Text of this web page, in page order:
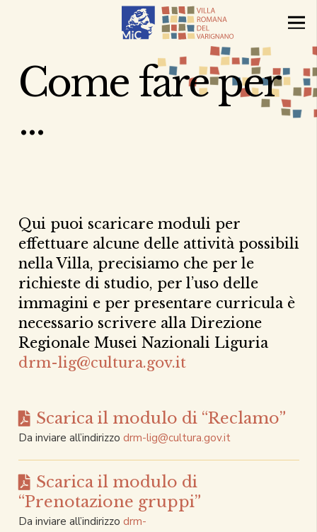
Come fare per
…
Qui puoi scaricare moduli per
effettuare alcune delle attività possibili
nella Villa, precisiamo che per le
richieste di studio, per l’uso delle
immagini e per presentare curricula è
necessario scrivere alla Direzione
Regionale Musei Nazionali Liguria
drm-lig@cultura.gov.it
Scarica il modulo di “Reclamo”
Da inviare all’indirizzo drm-lig@cultura.gov.it
Scarica il modulo di
“Prenotazione gruppi”
Da inviare all’indirizzo drm-